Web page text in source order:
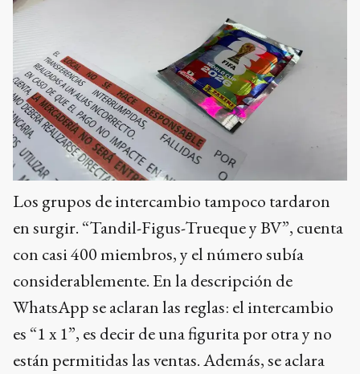
Los grupos de intercambio tampoco tardaron
en surgir. “Tandil-Figus-Trueque y BV”, cuenta
con casi 400 miembros, y el número subía
considerablemente. En la descripción de
WhatsApp se aclaran las reglas: el intercambio
es “1 x 1”, es decir de una figurita por otra y no
están permitidas las ventas. Además, se aclara